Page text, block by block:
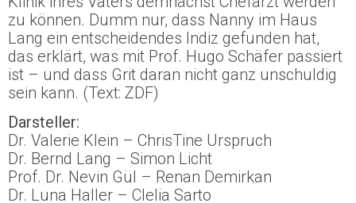
zu können. Dumm nur, dass Nanny im Haus
Lang ein entscheidendes Indiz gefunden hat,
das erklärt, was mit Prof. Hugo Schäfer passiert
ist – und dass Grit daran nicht ganz unschuldig
sein kann. (Text: ZDF)
Darsteller:
Dr. Valerie Klein – ChrisTine Urspruch
Dr. Bernd Lang – Simon Licht
Prof. Dr. Nevin Gül – Renan Demirkan
Dr. Luna Haller – Clelia Sarto